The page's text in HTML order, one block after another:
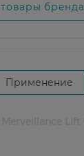
бренда
Применение